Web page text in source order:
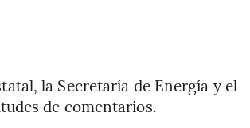
la Secretaría de Energía y el
de comentarios.